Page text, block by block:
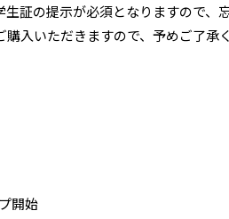
証の提示が必須となりますので、
入いただきますので、予めご了承
開始